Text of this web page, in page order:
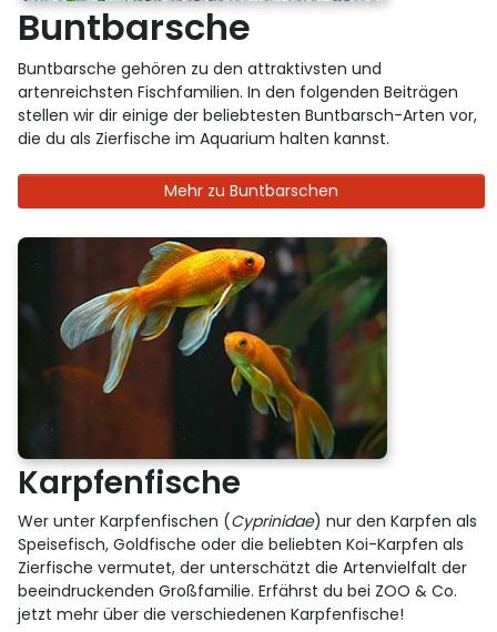
Buntbarsche
Buntbarsche gehören zu den attraktivsten und
artenreichsten Fischfamilien. In den folgenden Beiträgen
stellen wir dir einige der beliebtesten Buntbarsch-Arten vor,
die du als Zierfische im Aquarium halten kannst.
Mehr zu Buntbarschen
Karpfenfische
Wer unter Karpfenfischen (Cyprinidae) nur den Karpfen als
Speisefisch, Goldfische oder die beliebten Koi-Karpfen als
Zierfische vermutet, der unterschätzt die Artenvielfalt der
beeindruckenden Großfamilie. Erfährst du bei ZOO & Co.
jetzt mehr über die verschiedenen Karpfenfische!